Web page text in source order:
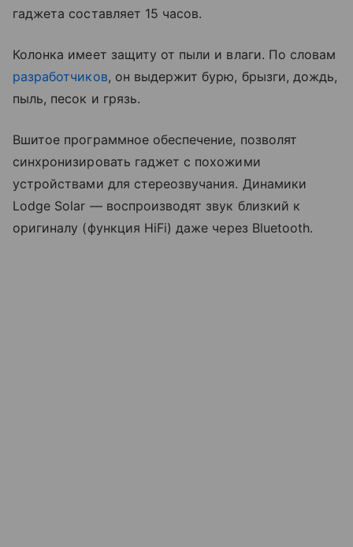
гаджета составляет 15 часов.
Колонка имеет защиту от пыли и влаги. По словам
разработчиков, он выдержит бурю, брызги, дождь,
пыль, песок и грязь.
Вшитое программное обеспечение, позволят
синхронизировать гаджет с похожими
устройствами для стереозвучания. Динамики
Lodge Solar — воспроизводят звук близкий к
оригиналу (функция HiFi) даже через Bluetooth.